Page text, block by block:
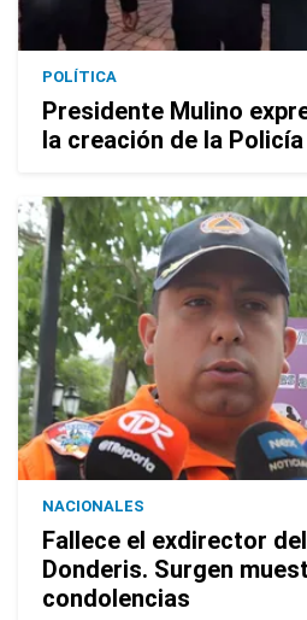
POLÍTICA
Presidente Mulino
la creación de la
NACIONALES
Fallece el exdirector
Donderis. Surgen
condolencias